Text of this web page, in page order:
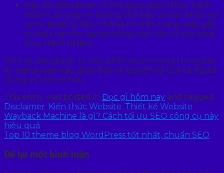
Mặc dù disclaimer có thể giúp giảm thiểu trách
nhiệm, nhưng nó không thể bảo vệ bạn khỏi mọi
rủi ro pháp lý. Nếu thông tin trên trang web gây
ra thiệt hại cho người dùng, bạn vẫn có thể phải
chịu trách nhiệm.
Tóm lại, disclaimer là một phần quan trọng trong bất
kỳ trang web nào, giúp bảo vệ quyền lợi của cả người
dùng và chủ sở hữu.
This entry was posted in Đọc gì hôm nay and tagged
Disclaimer, Kiến thức Website, Thiết kế Website.
Wayback Machine là gì? Cách tối ưu SEO công cụ này
hiệu quả
Top 10 theme blog WordPress tốt nhất, chuẩn SEO
Để lại một bình luận